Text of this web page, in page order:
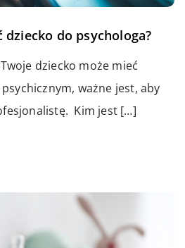
dziecko do psychologa?
dziecko może mieć
ważne jest, aby
Kim jest […]